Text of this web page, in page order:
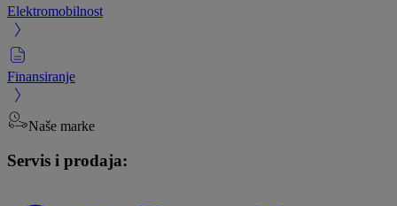
Elektromobilnost
Finansiranje
Naše marke
Servis i prodaja: